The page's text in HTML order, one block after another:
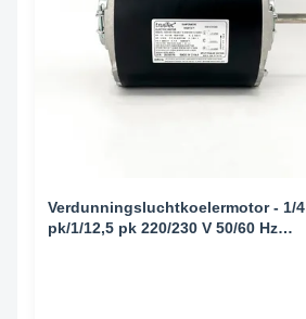
Verdunningsluchtkoelermotor - 1/4
pk/1/12,5 pk 220/230 V 50/60 Hz